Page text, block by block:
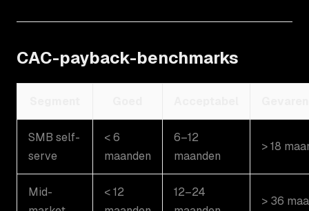
CAC-payback-benchmarks
SMB self-
serve
< 6
maanden
6–12
maanden
> 18
Mid-
< 12
12–24
> 36